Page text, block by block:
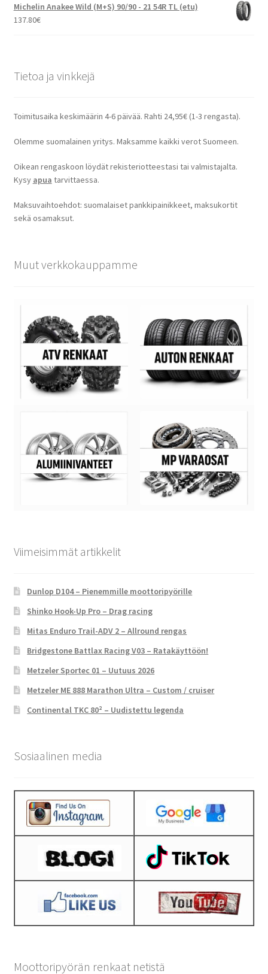
Michelin Anakee Wild (M+S) 90/90 - 21 54R TL (etu)
137.80€
Tietoa ja vinkkejä
Toimitusaika keskimäärin 4-6 päivää. Rahti 24,95€ (1-3 rengasta).
Olemme suomalainen yritys. Maksamme kaikki verot Suomeen.
Oikean rengaskoon löydät rekisteriotteestasi tai valmistajalta.
Kysy apua tarvittaessa.
Maksuvaihtoehdot: suomalaiset pankkipainikkeet, maksukortit
sekä osamaksut.
Muut verkkokauppamme
Viimeisimmät artikkelit
Dunlop D104 – Pienemmille moottoripyörille
Shinko Hook-Up Pro – Drag racing
Mitas Enduro Trail-ADV 2 – Allround rengas
Bridgestone Battlax Racing V03 – Ratakäyttöön!
Metzeler Sportec 01 – Uutuus 2026
Metzeler ME 888 Marathon Ultra – Custom / cruiser
Continental TKC 80² – Uudistettu legenda
Sosiaalinen media
Moottoripyörän renkaat netistä